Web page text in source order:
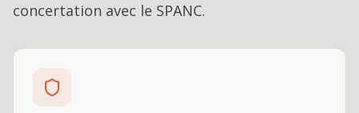
concertation avec le SPANC.